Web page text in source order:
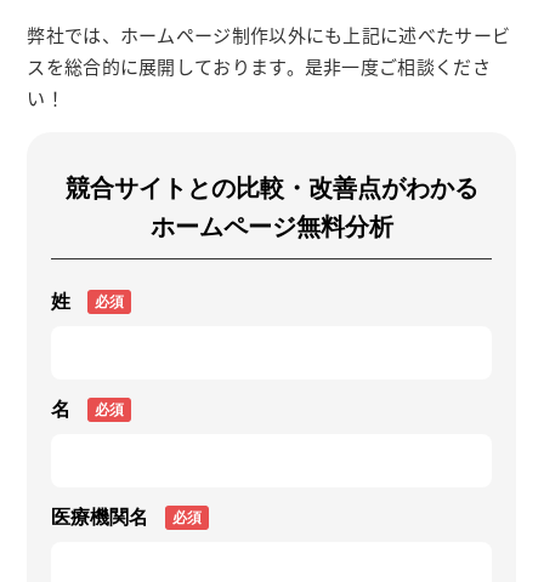
弊社では、ホームページ制作以外にも上記に述べたサービ
スを総合的に展開しております。是非一度ご相談くださ
い！